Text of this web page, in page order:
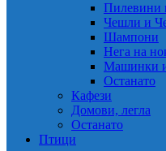
Пилевини
Чешли и
Шампони
Нега на
Машинки
Останато
Кафези
Домови, легла
Останато
Птици